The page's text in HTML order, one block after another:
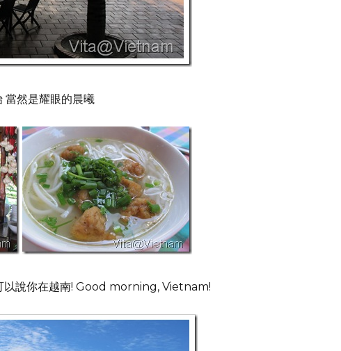
當然是耀眼的晨曦
以說你在越南! Good morning, Vietnam!